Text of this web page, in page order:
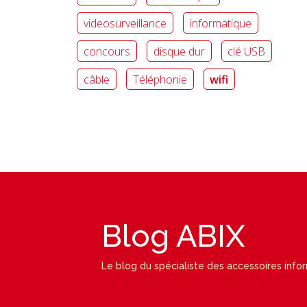
videosurveillance
informatique
concours
disque dur
clé USB
câble
Téléphonie wifi
Blog ABIX
Le blog du spécialiste des accessoires